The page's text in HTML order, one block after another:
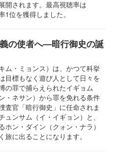
開されます。最高視聴率は
位を獲得しました。
の使者へ—暗行御史の誕
ム・ミョンス）は、かつて科挙
目標もなく遊び人として日々を
の罪で捕らえられたイギョム
・ネサン）から罪を免れる条件
査官「暗行御史」に任命されま
ンサム（イ・イギョン）と、
ン・ダイン（クォン・ナラ）
に出ることになります。